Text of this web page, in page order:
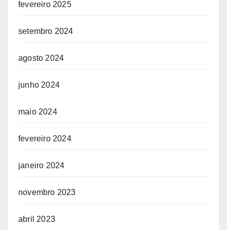
fevereiro 2025
setembro 2024
agosto 2024
junho 2024
maio 2024
fevereiro 2024
janeiro 2024
novembro 2023
abril 2023